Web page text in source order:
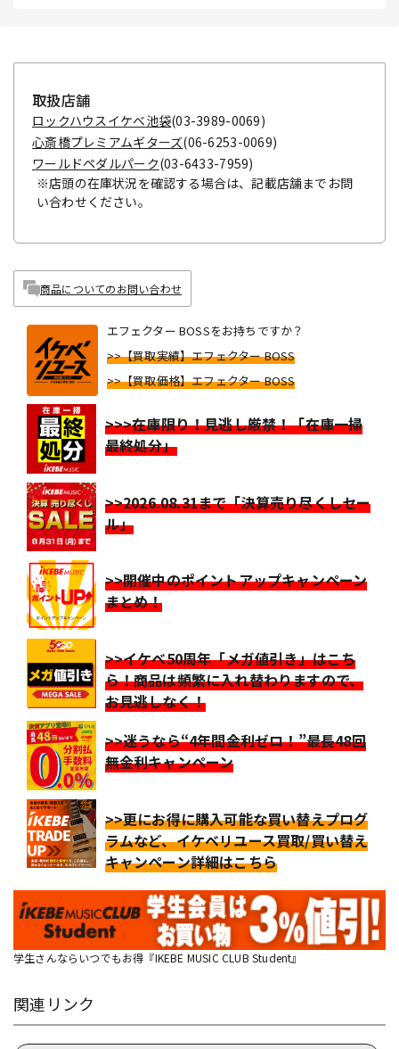
取扱店舗
ロックハウスイケベ池袋(03-3989-0069)
心斎橋プレミアムギターズ(06-6253-0069)
ワールドペダルパーク(03-6433-7959)
※店頭の在庫状況を確認する場合は、記載店舗までお問
い合わせください。
商品についてのお問い合わせ
エフェクター BOSSをお持ちですか？
>>【買取実績】エフェクター BOSS
>>【買取価格】エフェクター BOSS
>>>在庫限り！見逃し厳禁！「在庫一掃
最終処分」
>>2026.08.31まで「決算売り尽くしセー
ル」
>>開催中のポイントアップキャンペーン
まとめ！
>>イケベ50周年「メガ値引き」はこち
ら！商品は頻繁に入れ替わりますので、
お見逃しなく！
>>迷うなら“4年間金利ゼロ！”最長48回
無金利キャンペーン
>>更にお得に購入可能な買い替えプログ
ラムなど、イケベリユース買取/買い替え
キャンペーン詳細はこちら
学生さんならいつでもお得『IKEBE MUSIC CLUB Student』
関連リンク